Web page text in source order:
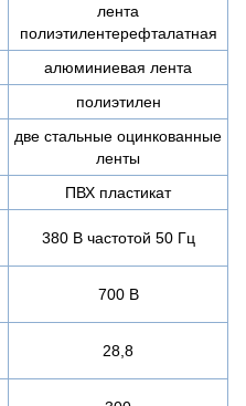
лента
полиэтилентерефталатная
алюминиевая лента
полиэтилен
две стальные оцинкованные
ленты
ПВХ пластикат
380 В частотой 50 Гц
700 В
28,8